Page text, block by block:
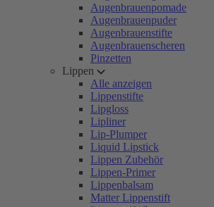
Augenbrauenpomade
Augenbrauenpuder
Augenbrauenstifte
Augenbrauenscheren
Pinzetten
Lippen
Alle anzeigen
Lippenstifte
Lipgloss
Lipliner
Lip-Plumper
Liquid Lipstick
Lippen Zubehör
Lippen-Primer
Lippenbalsam
Matter Lippenstift